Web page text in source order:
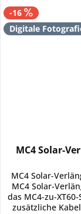
-16
Digitale
MC4 Solar-
MC4 Solar-
MC4 Solar-
das MC4-zu-
zusätzliche